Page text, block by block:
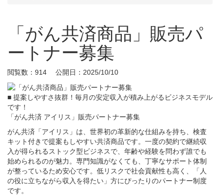
「がん共済商品」販売パ
ートナー募集
閲覧数：914 公開日：2025/10/10
■ 提案しやすさ抜群！毎月の安定収入が積み上がるビジネスモデル
です！
「がん共済 アイリス」販売パートナー募集
がん共済「アイリス」は、世界初の革新的な仕組みを持ち、検査
キット付きで提案もしやすい共済商品です。一度の契約で継続収
入が得られるストック型ビジネスで、年齢や経験を問わず誰でも
始められるのが魅力。専門知識がなくても、丁寧なサポート体制
が整っているため安心です。低リスクで社会貢献性も高く、「人
の役に立ちながら収入を得たい」方にぴったりのパートナー制度
です。